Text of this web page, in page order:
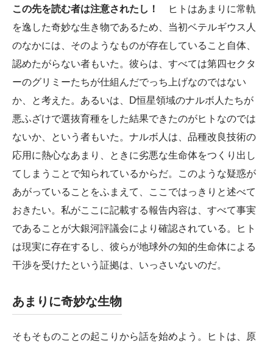
この先を読む者は注意されたし！
ヒトはあまりに常軌
を逸した奇妙な生き物であるため、当初ベテルギウス人
のなかには、そのようなものが存在していること自体、
認めたがらない者もいた。彼らは、すべては第四セクタ
ーのグリミーたちが仕組んだでっち上げなのではない
か、と考えた。あるいは、D恒星領域のナルボ人たちが
悪ふざけで選抜育種をした結果できたのがヒトなのでは
ないか、という者もいた。ナルボ人は、品種改良技術の
応用に熱心なあまり、ときに劣悪な生命体をつくり出し
てしまうことで知られているからだ。このような疑惑が
あがっていることをふまえて、ここではっきりと述べて
おきたい。私がここに記載する報告内容は、すべて事実
であることが大銀河評議会により確認されている。ヒト
は現実に存在するし、彼らが地球外の知的生命体による
干渉を受けたという証拠は、いっさいないのだ。
あまりに奇妙な生物
そもそものことの起こりから話を始めよう。ヒトは、原